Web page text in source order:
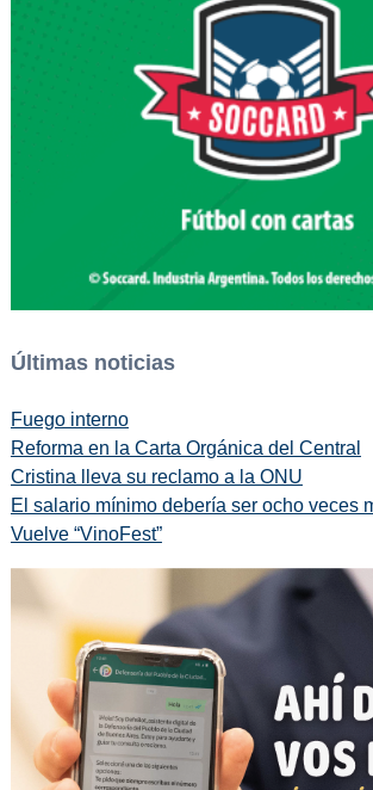
Últimas noticias
Fuego interno
Reforma en la Carta Orgánica del Central
Cristina lleva su reclamo a la ONU
El salario mínimo debería ser ocho veces
Vuelve “VinoFest”